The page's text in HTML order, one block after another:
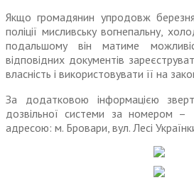
Якщо громадянин упродовж
поліції мисливську вогнепальну,
подальшому він матиме
відповідних документів
власність і використовувати її на
За додатковою інформацією
дозвільної системи за номером
адресою: м. Бровари, вул. Лесі